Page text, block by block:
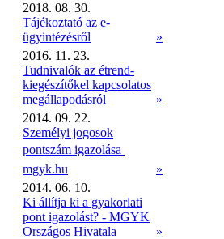
2018. 08. 30.
Tájékoztató az e-
ügyintézésről
»
2016. 11. 23.
Tudnivalók az étrend-
kiegészítőkel kapcsolatos
megállapodásról
»
2014. 09. 22.
Személyi jogosok
pontszám igazolása 
mgyk.hu
»
2014. 06. 10.
Ki állítja ki a gyakorlati
pont igazolást? - MGYK
Országos Hivatala
»